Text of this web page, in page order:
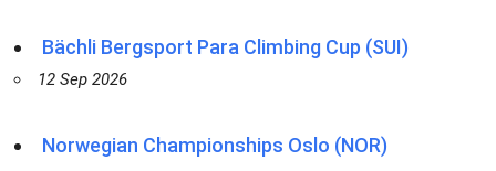
Bächli Bergsport Para Climbing Cup (SUI)
12 Sep 2026
Norwegian Championships Oslo (NOR)